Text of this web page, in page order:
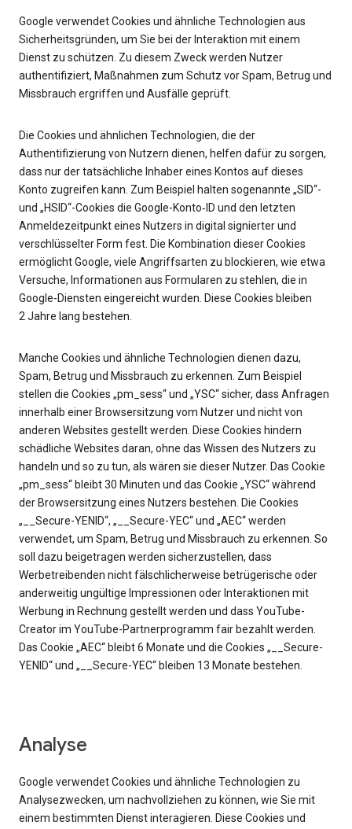
Google verwendet Cookies und ähnliche Technologien aus
Sicherheitsgründen, um Sie bei der Interaktion mit einem
Dienst zu schützen. Zu diesem Zweck werden Nutzer
authentifiziert, Maßnahmen zum Schutz vor Spam, Betrug und
Missbrauch ergriffen und Ausfälle geprüft.
Die Cookies und ähnlichen Technologien, die der
Authentifizierung von Nutzern dienen, helfen dafür zu sorgen,
dass nur der tatsächliche Inhaber eines Kontos auf dieses
Konto zugreifen kann. Zum Beispiel halten sogenannte „SID“-
und „HSID“-Cookies die Google-Konto‑ID und den letzten
Anmeldezeitpunkt eines Nutzers in digital signierter und
verschlüsselter Form fest. Die Kombination dieser Cookies
ermöglicht Google, viele Angriffsarten zu blockieren, wie etwa
Versuche, Informationen aus Formularen zu stehlen, die in
Google-Diensten eingereicht wurden. Diese Cookies bleiben
2 Jahre lang bestehen.
Manche Cookies und ähnliche Technologien dienen dazu,
Spam, Betrug und Missbrauch zu erkennen. Zum Beispiel
stellen die Cookies „pm_sess“ und „YSC“ sicher, dass Anfragen
innerhalb einer Browsersitzung vom Nutzer und nicht von
anderen Websites gestellt werden. Diese Cookies hindern
schädliche Websites daran, ohne das Wissen des Nutzers zu
handeln und so zu tun, als wären sie dieser Nutzer. Das Cookie
„pm_sess“ bleibt 30 Minuten und das Cookie „YSC“ während
der Browsersitzung eines Nutzers bestehen. Die Cookies
„__Secure-YENID“, „__Secure-YEC“ und „AEC“ werden
verwendet, um Spam, Betrug und Missbrauch zu erkennen. So
soll dazu beigetragen werden sicherzustellen, dass
Werbetreibenden nicht fälschlicherweise betrügerische oder
anderweitig ungültige Impressionen oder Interaktionen mit
Werbung in Rechnung gestellt werden und dass YouTube-
Creator im YouTube-Partnerprogramm fair bezahlt werden.
Das Cookie „AEC“ bleibt 6 Monate und die Cookies „__Secure-
YENID“ und „__Secure-YEC“ bleiben 13 Monate bestehen.
Analyse
Google verwendet Cookies und ähnliche Technologien zu
Analysezwecken, um nachvollziehen zu können, wie Sie mit
einem bestimmten Dienst interagieren. Diese Cookies und